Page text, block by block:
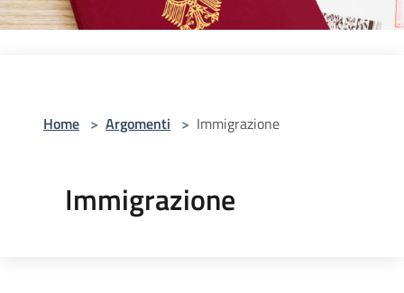
Home > Argomenti > Immigrazione
Immigrazione